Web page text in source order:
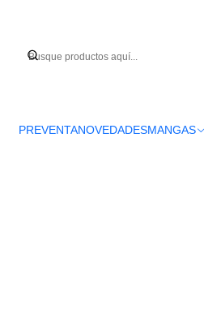
PREVENTANOVEDADESMANGAS